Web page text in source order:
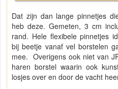
Dat zijn dan lange pinnetjes
heb deze. Gemeten, 3 cm
rand. Hele flexibele pinnetjes
bij beetje vanaf vel borstelen
mee. Overigens ook niet van
haren borstel waarin ook
losjes over en door de vacht